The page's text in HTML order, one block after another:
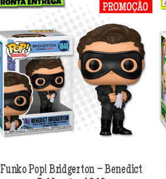
Funko Pop! Bridgerton – Benedict